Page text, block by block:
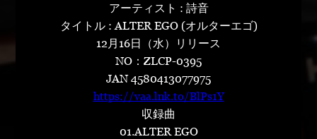
アーティスト : 詩音
タイトル : ALTER EGO (オルターエゴ)
12月16日（水）リリース
NO：ZLCP-0395
JAN 4580413077975
https://vaa.lnk.to/BlPs1Y
収録曲
01.ALTER EGO